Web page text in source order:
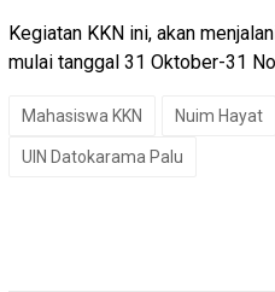
Kegiatan KKN ini, akan
mulai tanggal 31 Oktober-31
Mahasiswa KKN Nuim Hayat
UIN Datokarama Palu